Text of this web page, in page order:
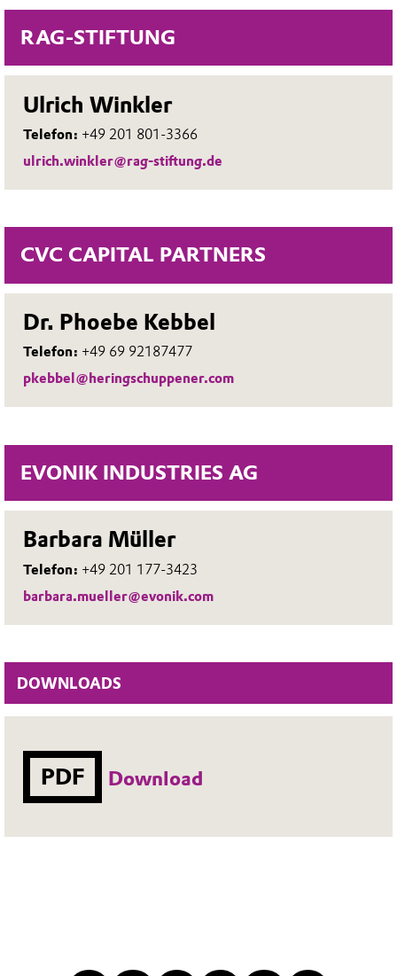
RAG-STIFTUNG
Ulrich Winkler
Telefon: +49 201 801-3366
ulrich.winkler@rag-stiftung.de
CVC CAPITAL PARTNERS
Dr. Phoebe Kebbel
Telefon: +49 69 92187477
pkebbel@heringschuppener.com
EVONIK INDUSTRIES AG
Barbara Müller
Telefon: +49 201 177-3423
barbara.mueller@evonik.com
DOWNLOADS
PDF Download